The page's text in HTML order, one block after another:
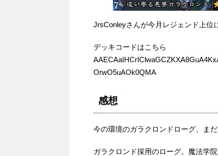
JrsConleyさんが今月レジェンド上位
デッキコードはこちら
OrwO5uAOk0QMA
感想
今の環境のガラクロンドローグ、ま
ガラクロンド採用のローグ。魔法学